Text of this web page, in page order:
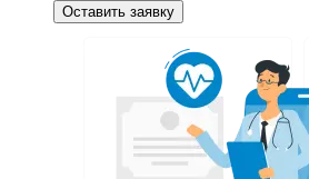
Оставить заявку